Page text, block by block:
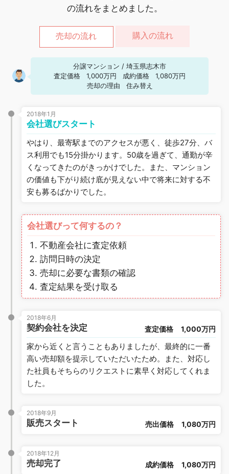
の流れをまとめました。
売却の流れ 購入の流れ
分譲マンション / 埼玉県志木市
査定価格
1,000万円 成約価格
1,080万円
売却の理由
住み替え
2018年1月
会社選びスタート
やはり、最寄駅までのアクセスが悪く、徒歩27分、バ
ス利用でも15分掛かります。50歳を過ぎて、通勤が辛
くなってきたのがきっかけでした。また、マンション
の価値も下がり続け底が見えない中で将来に対する不
安も募るばかりでした。
会社選びって何するの？
不動産会社に査定依頼
訪問日時の決定
売却に必要な書類の確認
査定結果を受け取る
2018年6月
契約会社を決定 査定価格 1,000万円
家から近くと言うこともありましたが、最終的に一番
高い売却額を提示していただいたため。また、対応し
た社員もそちらのリクエストに素早く対応してくれま
した。
2018年9月
販売スタート 売出価格 1,080万円
2018年12月
売却完了 成約価格 1,080万円